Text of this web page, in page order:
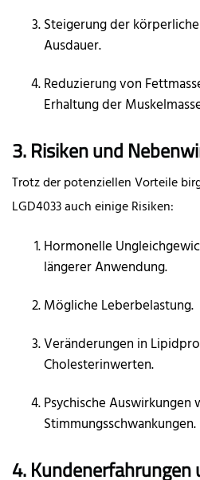
Steigerung der
Ausdauer.
Reduzierung von
Erhaltung der
3. Risiken und
Trotz der potenziellen Vorteile
LGD4033 auch einige Risiken:
Hormonelle
längerer Anwendung.
Mögliche Leberbelastung.
Veränderungen in
Cholesterinwerten.
Psychische Auswirkungen
Stimmungsschwankungen.
4.